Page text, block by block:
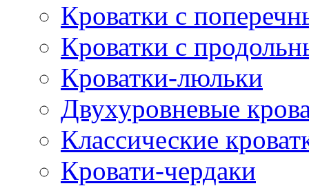
Кроватки с
Кроватки с
Кроватки-люльки
Двухуровневые
Классические
Кровати-чердаки